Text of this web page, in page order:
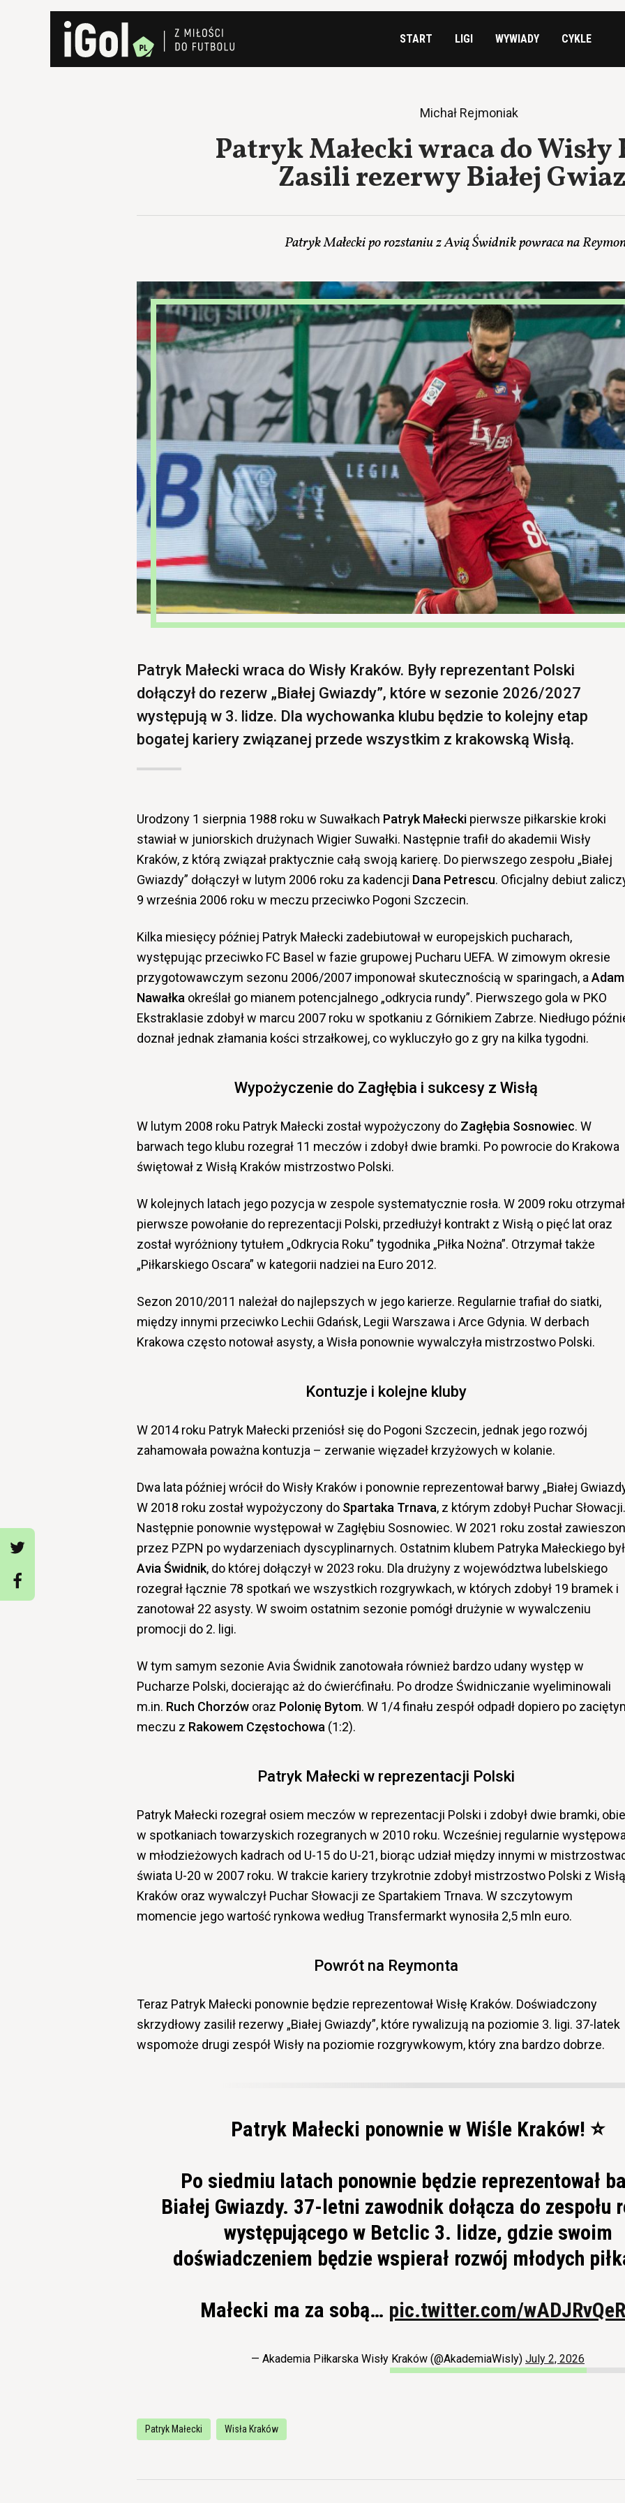
START LIGI WYWIADY CYKLE
Michał Rejmoniak
Patryk Małecki wraca do Wisły
Zasili rezerwy Białej
Patryk Małecki po rozstaniu z Avią Świdnik powraca na
Patryk Małecki wraca do Wisły Kraków. Były reprezentant Polski
dołączył do rezerw „Białej Gwiazdy”, które w sezonie 2026/2027
występują w 3. lidze. Dla wychowanka klubu będzie to kolejny etap
bogatej kariery związanej przede wszystkim z krakowską Wisłą.
Urodzony 1 sierpnia 1988 roku w Suwałkach Patryk Małecki pierwsze piłkarskie kroki
stawiał w juniorskich drużynach Wigier Suwałki. Następnie trafił do akademii Wisły
Kraków, z którą związał praktycznie całą swoją karierę. Do pierwszego zespołu „Białej
Gwiazdy” dołączył w lutym 2006 roku za kadencji Dana Petrescu. Oficjalny debiut
9 września 2006 roku w meczu przeciwko Pogoni Szczecin.
Kilka miesięcy później Patryk Małecki zadebiutował w europejskich pucharach,
występując przeciwko FC Basel w fazie grupowej Pucharu UEFA. W zimowym okresie
przygotowawczym sezonu 2006/2007 imponował skutecznością w sparingach, a Adam
Nawałka określał go mianem potencjalnego „odkrycia rundy”. Pierwszego gola w PKO
Ekstraklasie zdobył w marcu 2007 roku w spotkaniu z Górnikiem Zabrze. Niedługo
doznał jednak złamania kości strzałkowej, co wykluczyło go z gry na kilka tygodni.
Wypożyczenie do Zagłębia i sukcesy z Wisłą
W lutym 2008 roku Patryk Małecki został wypożyczony do Zagłębia Sosnowiec. W
barwach tego klubu rozegrał 11 meczów i zdobył dwie bramki. Po powrocie do Krakowa
świętował z Wisłą Kraków mistrzostwo Polski.
W kolejnych latach jego pozycja w zespole systematycznie rosła. W 2009 roku otrzymał
pierwsze powołanie do reprezentacji Polski, przedłużył kontrakt z Wisłą o pięć lat oraz
został wyróżniony tytułem „Odkrycia Roku” tygodnika „Piłka Nożna”. Otrzymał także
„Piłkarskiego Oscara” w kategorii nadziei na Euro 2012.
Sezon 2010/2011 należał do najlepszych w jego karierze. Regularnie trafiał do siatki,
między innymi przeciwko Lechii Gdańsk, Legii Warszawa i Arce Gdynia. W derbach
Krakowa często notował asysty, a Wisła ponownie wywalczyła mistrzostwo Polski.
Kontuzje i kolejne kluby
W 2014 roku Patryk Małecki przeniósł się do Pogoni Szczecin, jednak jego rozwój
zahamowała poważna kontuzja – zerwanie więzadeł krzyżowych w kolanie.
Dwa lata później wrócił do Wisły Kraków i ponownie reprezentował barwy „Białej
W 2018 roku został wypożyczony do Spartaka Trnava, z którym zdobył Puchar Słowacji.
Następnie ponownie występował w Zagłębiu Sosnowiec. W 2021 roku został
przez PZPN po wydarzeniach dyscyplinarnych. Ostatnim klubem Patryka Małeckiego
Avia Świdnik, do której dołączył w 2023 roku. Dla drużyny z województwa lubelskiego
rozegrał łącznie 78 spotkań we wszystkich rozgrywkach, w których zdobył 19 bramek i
zanotował 22 asysty. W swoim ostatnim sezonie pomógł drużynie w wywalczeniu
promocji do 2. ligi.
W tym samym sezonie Avia Świdnik zanotowała również bardzo udany występ w
Pucharze Polski, docierając aż do ćwierćfinału. Po drodze Świdniczanie wyeliminowali
m.in. Ruch Chorzów oraz Polonię Bytom. W 1/4 finału zespół odpadł dopiero po
meczu z Rakowem Częstochowa (1:2).
Patryk Małecki w reprezentacji Polski
Patryk Małecki rozegrał osiem meczów w reprezentacji Polski i zdobył dwie bramki, obie
w spotkaniach towarzyskich rozegranych w 2010 roku. Wcześniej regularnie
w młodzieżowych kadrach od U-15 do U-21, biorąc udział między innymi w
świata U-20 w 2007 roku. W trakcie kariery trzykrotnie zdobył mistrzostwo Polski z Wisłą
Kraków oraz wywalczył Puchar Słowacji ze Spartakiem Trnava. W szczytowym
momencie jego wartość rynkowa według Transfermarkt wynosiła 2,5 mln euro.
Powrót na Reymonta
Teraz Patryk Małecki ponownie będzie reprezentował Wisłę Kraków. Doświadczony
skrzydłowy zasilił rezerwy „Białej Gwiazdy”, które rywalizują na poziomie 3. ligi. 37-latek
wspomoże drugi zespół Wisły na poziomie rozgrywkowym, który zna bardzo dobrze.
Patryk Małecki ponownie w Wiśle Kraków! ⭐️
Po siedmiu latach ponownie będzie reprezentował
Białej Gwiazdy. 37-letni zawodnik dołącza do zespołu
występującego w Betclic 3. lidze, gdzie swoim
doświadczeniem będzie wspierał rozwój młodych
Małecki ma za sobą… pic.twitter.com/
— Akademia Piłkarska Wisły Kraków (@AkademiaWisly) July 2, 2026
Patryk Małecki Wisła Kraków